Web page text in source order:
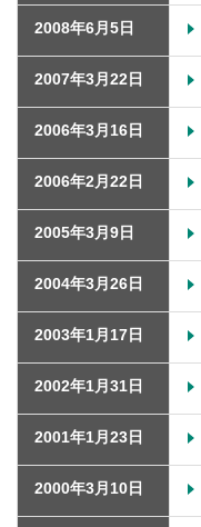
2008年6月5日
2007年3月22日
2006年3月16日
2006年2月22日
2005年3月9日
2004年3月26日
2003年1月17日
2002年1月31日
2001年1月23日
2000年3月10日